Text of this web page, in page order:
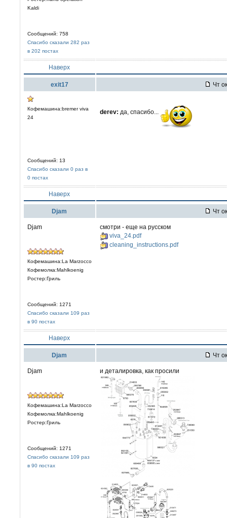
Kaldi
Сообщений: 758
Спасибо сказали 282 раз
в 202 постах
Наверх
exit17 Чт
Кофемашина:bremer viva
24
Сообщений: 13
Спасибо сказали 0 раз в
0 постах
derev: да, спасибо...
Наверх
Djam Чт
Djam
Кофемашина:La Marzocco
Кофемолка:Mahlkoenig
Ростер:Гриль
Сообщений: 1271
Спасибо сказали 109 раз
в 90 постах
смотри - еще на русском
viva_24.pdf
cleaning_instructions.pdf
Наверх
Djam Чт
Djam
Кофемашина:La Marzocco
Кофемолка:Mahlkoenig
Ростер:Гриль
Сообщений: 1271
Спасибо сказали 109 раз
в 90 постах
и деталировка, как просили